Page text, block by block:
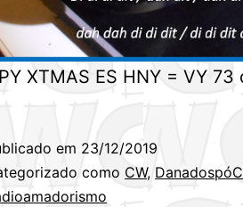
XTMAS ES HNY = VY 73
em 23/12/2019
como CW,